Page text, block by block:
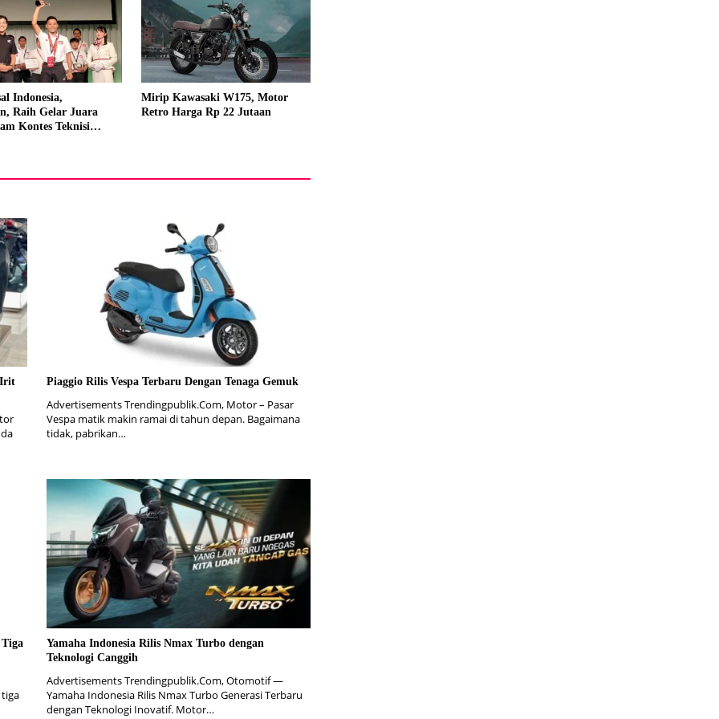
Indonesia,
Raih Gelar Juara
Kontes Teknisi
Mirip Kawasaki W175, Motor
Retro Harga Rp 22 Jutaan
Irit Piaggio Rilis Vespa Terbaru Dengan Tenaga Gemuk
Advertisements Trendingpublik.Com, Motor – Pasar
Vespa matik makin ramai di tahun depan. Bagaimana
tidak, pabrikan…
Yamaha Indonesia Rilis Nmax Turbo dengan
Teknologi Canggih
Advertisements Trendingpublik.Com, Otomotif —
Yamaha Indonesia Rilis Nmax Turbo Generasi Terbaru
dengan Teknologi Inovatif. Motor…